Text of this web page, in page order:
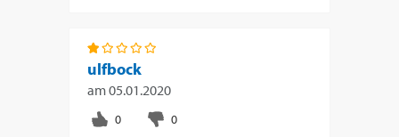
ulfbock
am05.01.2020